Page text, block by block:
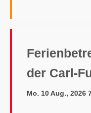
der Carl-
Mo. 10 Aug., 2026